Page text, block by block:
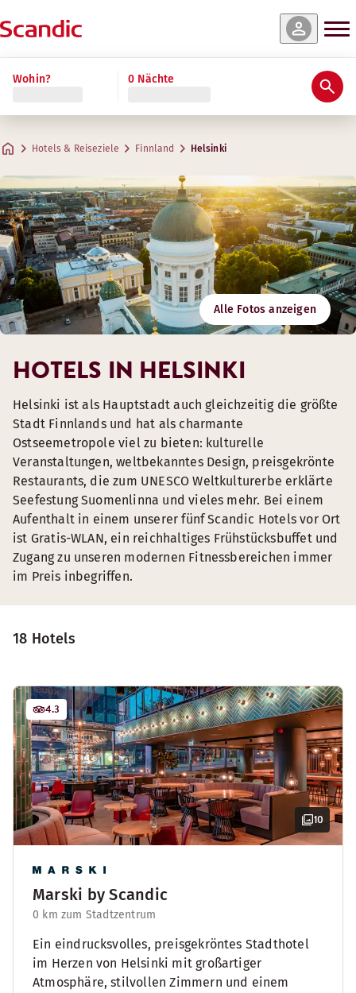
Wohin? 0 Nächte
Hotels & Reiseziele Finnland Helsinki
Alle Fotos anzeigen
18 Hotels
10
4.3
Marski by Scandic
0 km zum Stadtzentrum
Ein eindrucksvolles, preisgekröntes Stadthotel
im Herzen von Helsinki mit großartiger
Atmosphäre, stilvollen Zimmern und einem
HOTELS IN HELSINKI
Helsinki ist als Hauptstadt auch gleichzeitig die größte
Stadt Finnlands und hat als charmante
Ostseemetropole viel zu bieten: kulturelle
Veranstaltungen, weltbekanntes Design, preisgekrönte
Restaurants, die zum UNESCO Weltkulturerbe erklärte
Seefestung Suomenlinna und vieles mehr. Bei einem
Aufenthalt in einem unserer fünf Scandic Hotels vor Ort
ist Gratis-WLAN, ein reichhaltiges Frühstücksbuffet und
Zugang zu unseren modernen Fitnessbereichen immer
im Preis inbegriffen.